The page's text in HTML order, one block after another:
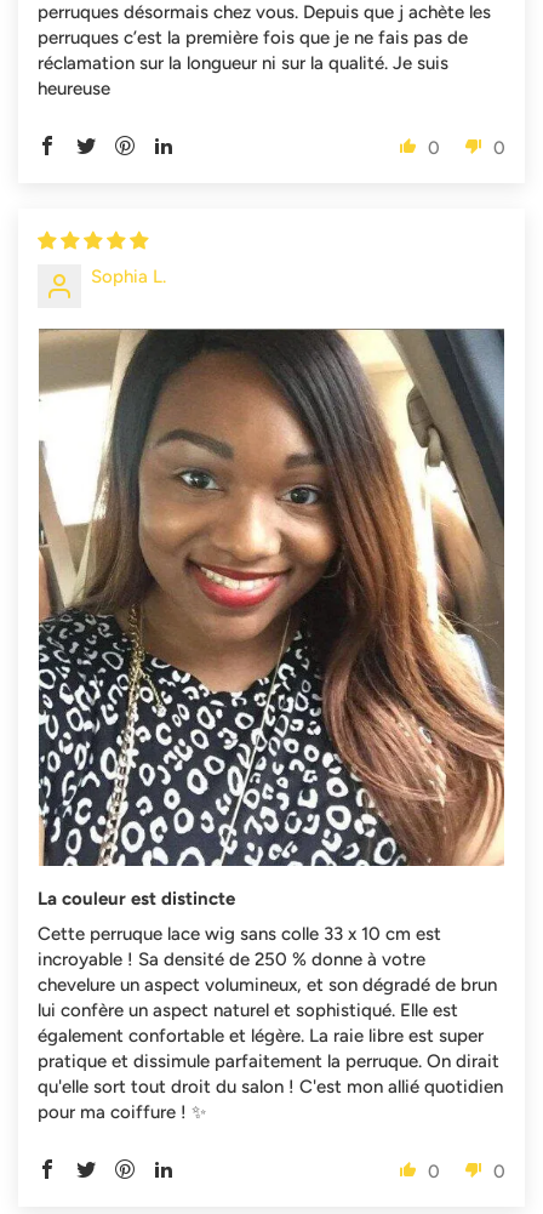
perruques désormais chez vous. Depuis que j achète les
perruques c’est la première fois que je ne fais pas de
réclamation sur la longueur ni sur la qualité. Je suis
heureuse
0 0
Sophia L.
La couleur est distincte
Cette perruque lace wig sans colle 33 x 10 cm est
incroyable ! Sa densité de 250 % donne à votre
chevelure un aspect volumineux, et son dégradé de brun
lui confère un aspect naturel et sophistiqué. Elle est
également confortable et légère. La raie libre est super
pratique et dissimule parfaitement la perruque. On dirait
qu'elle sort tout droit du salon ! C'est mon allié quotidien
pour ma coiffure ! ✨
0 0